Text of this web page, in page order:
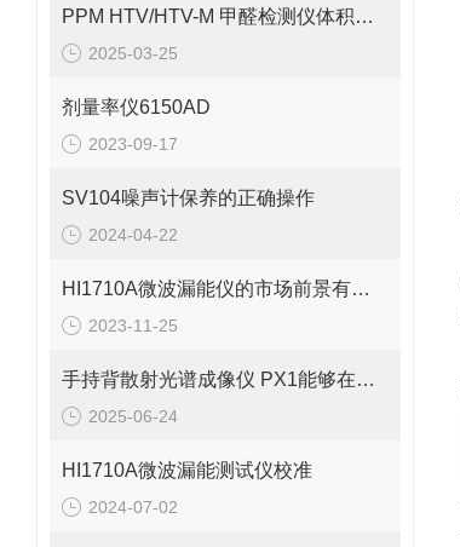
PPM HTV/HTV-M 甲醛检测仪体积小巧、重量轻便
2025-03-25
剂量率仪6150AD
2023-09-17
SV104噪声计保养的正确操作
2024-04-22
HI1710A微波漏能仪的市场前景有望改善
2023-11-25
手持背散射光谱成像仪 PX1能够在短时间内生成被检测物体的图像
2025-06-24
HI1710A微波漏能测试仪校准
2024-07-02